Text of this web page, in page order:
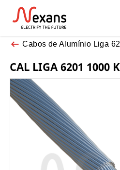
Cabos de Alumínio Liga
CAL LIGA 6201 1000